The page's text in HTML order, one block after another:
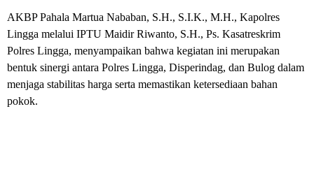
AKBP Pahala Martua Nababan, S.H., S.I.K., M.H., Kapolres
Lingga melalui IPTU Maidir Riwanto, S.H., Ps. Kasatreskrim
Polres Lingga, menyampaikan bahwa kegiatan ini merupakan
bentuk sinergi antara Polres Lingga, Disperindag, dan Bulog dalam
menjaga stabilitas harga serta memastikan ketersediaan bahan
pokok.